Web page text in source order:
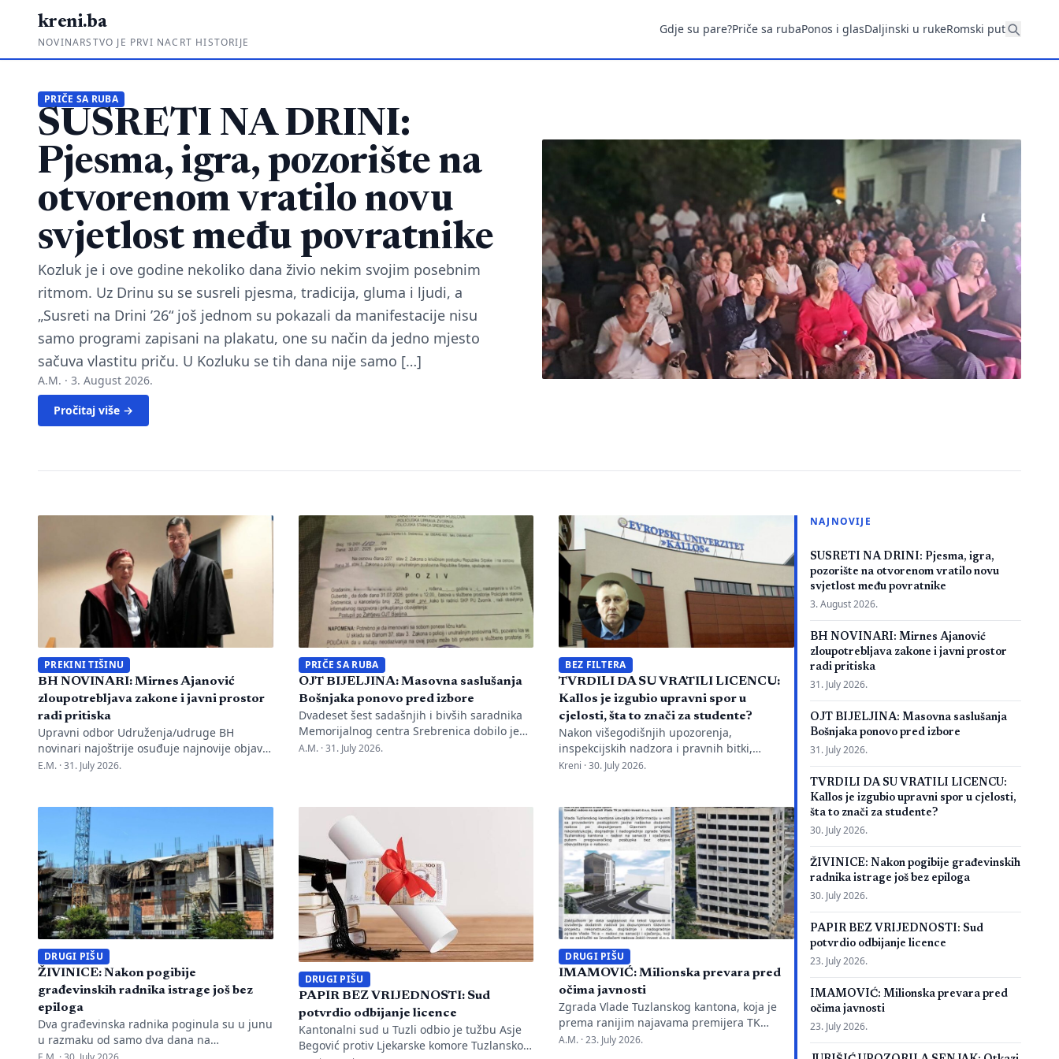
kreni.ba
NOVINARSTVO JE PRVI NACRT HISTORIJE
Gdje su pare?Priče sa rubaPonos i glasDaljinski u rukeRomski put
PRIČE SA RUBA
SUSRETI NA DRINI:
Pjesma, igra, pozorište na
otvorenom vratilo novu
svjetlost među povratnike
Kozluk je i ove godine nekoliko dana živio nekim svojim posebnim
ritmom. Uz Drinu su se susreli pjesma, tradicija, gluma i ljudi, a
„Susreti na Drini ’26“ još jednom su pokazali da manifestacije nisu
samo programi zapisani na plakatu, one su način da jedno mjesto
sačuva vlastitu priču. U Kozluku se tih dana nije samo […]
A.M. · 3. August 2026.
Pročitaj više →
PREKINI TIŠINU
BH NOVINARI: Mirnes Ajanović
zloupotrebljava zakone i javni prostor
radi pritiska
Upravni odbor Udruženja/udruge BH
novinari najoštrije osuđuje najnovije objave
advokata i političara Mirenesa Ajanovića i
novinarku Anisu Mahmutović, dnevni list
Oslobođenje, predsjednika BH Novinara
Marka Divkovića i generalnu tajnicu Borku
Rudić. Nakon ranije podnesenih krivičnih
prijava i tužbi za klevetu protiv Anise
Mahmutović i odgovornih osoba […]
E.M. ·31. July 2026.
PRIČE SA RUBA
OJT BIJELJINA: Masovna saslušanja
Bošnjaka ponovo pred izbore
Dvadeset šest sadašnjih i bivših saradnika
Memorijalnog centra Srebrenica dobilo je
pozive na saslušanje u nadležnu policijsku
navodeći da su pozivi uslijedili svega dan
nakon predstavljanja godišnjeg Izvještaja o
negiranju genocida. Iz Memorijalnog centra
upozoravaju da se istovremeno pozivanje
[…]
A.M. ·31. July 2026.
BEZ FILTERA
TVRDILI DA SU VRATILI LICENCU:
Kallos je izgubio upravni spor u
cjelosti, šta to znači za studente?
Nakon višegodišnjih upozorenja,
inspekcijskih nadzora i pravnih bitki,
Kantonalni sud u Tuzli donio je
univerzitetu „Kallos“. Dok sud konstatuje
drastične manjkavosti u kadru, ključno
pitanje ostaje bez odgovora: kakva je
sudbina studenata koji su uložili godine i
novac u bezvrijedne indekse? Odlukom
Kantonalnog suda u […]
Kreni ·30. July 2026.
DRUGI PIŠU
ŽIVINICE: Nakon pogibije
građevinskih radnika istrage još bez
epiloga
Dva građevinska radnika poginula su u junu
u razmaku od samo dva dana na
gradilištima u Živinicama. Ni skoro dva
DRUGI PIŠU
PAPIR BEZ VRIJEDNOSTI: Sud
potvrdio odbijanje licence
Kantonalni sud u Tuzli odbio je tužbu Asje
Begović protiv Ljekarske komore Tuzlanskog
DRUGI PIŠU
IMAMOVIĆ: Milionska prevara pred
očima javnosti
Zgrada Vlade Tuzlanskog kantona, koja je
prema ranijim najavama premijera TK
Irfana Halilagića trebala biti završena
A.M. ·23. July 2026.
NAJNOVIJE
SUSRETI NA DRINI: Pjesma, igra,
pozorište na otvorenom vratilo novu
svjetlost među povratnike
3. August 2026.
BH NOVINARI: Mirnes Ajanović
zloupotrebljava zakone i javni prostor
radi pritiska
31. July 2026.
OJT BIJELJINA: Masovna saslušanja
Bošnjaka ponovo pred izbore
31. July 2026.
TVRDILI DA SU VRATILI LICENCU:
Kallos je izgubio upravni spor u cjelosti,
šta to znači za studente?
30. July 2026.
ŽIVINICE: Nakon pogibije građevinskih
radnika istrage još bez epiloga
30. July 2026.
PAPIR BEZ VRIJEDNOSTI: Sud
potvrdio odbijanje licence
23. July 2026.
IMAMOVIĆ: Milionska prevara pred
očima javnosti
23. July 2026.